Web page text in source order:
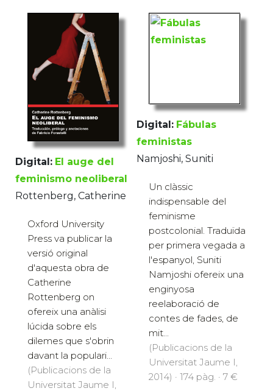
Digital: El auge del
feminismo neoliberal
Rottenberg, Catherine
Oxford University
Press va publicar la
versió original
d'aquesta obra de
Catherine
Rottenberg on
ofereix una anàlisi
lúcida sobre els
dilemes que s'obrin
davant la populari...
(Publicacions de la
Universitat Jaume I,
Digital: Fábulas
feministas
Namjoshi, Suniti
Un clàssic
indispensable del
feminisme
postcolonial. Traduïda
per primera vegada a
l'espanyol, Suniti
Namjoshi ofereix una
enginyosa
reelaboració de
contes de fades, de
mit...
(Publicacions de la
Universitat Jaume I,
2014) · 174 pàg. · 7 €